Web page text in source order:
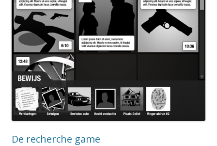
De recherche game